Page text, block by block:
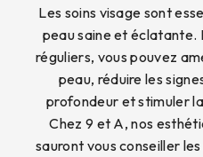
Les soins visage sont
peau saine et éclatante.
réguliers, vous pouvez
peau, réduire les
profondeur et stimuler
Chez 9 et A, nos
sauront vous conseiller